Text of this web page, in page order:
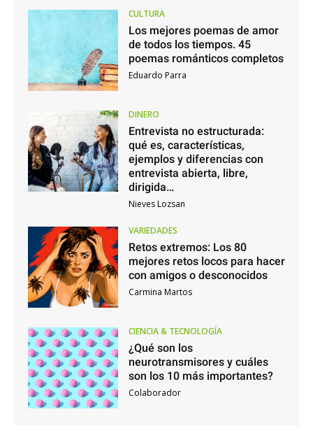
CULTURA
Los mejores poemas de amor
de todos los tiempos. 45
poemas románticos completos
Eduardo Parra
DINERO
Entrevista no estructurada:
qué es, características,
ejemplos y diferencias con
entrevista abierta, libre,
dirigida…
Nieves Lozsan
VARIEDADES
Retos extremos: Los 80
mejores retos locos para hacer
con amigos o desconocidos
Carmina Martos
CIENCIA & TECNOLOGÍA
¿Qué son los
neurotransmisores y cuáles
son los 10 más importantes?
Colaborador